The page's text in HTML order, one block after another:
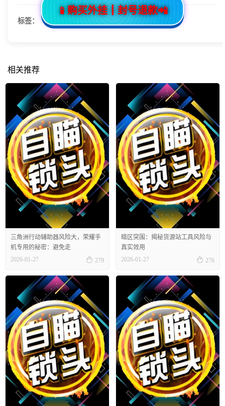
标签：
相关推荐
三角洲行动辅助器风险大，荣耀手
机专用的秘密：避免走
2026-01-27
 279
暗区突围：揭秘货源站工具风险与
真实效用
2026-01-27
 276
📱购买外挂┃封号退款📲